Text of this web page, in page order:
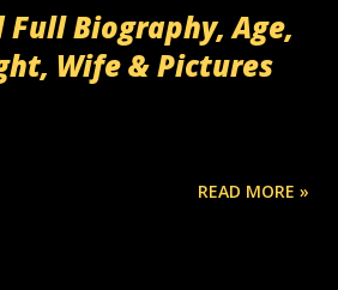
Full Biography, Age,
Wife & Pictures
READ MORE »